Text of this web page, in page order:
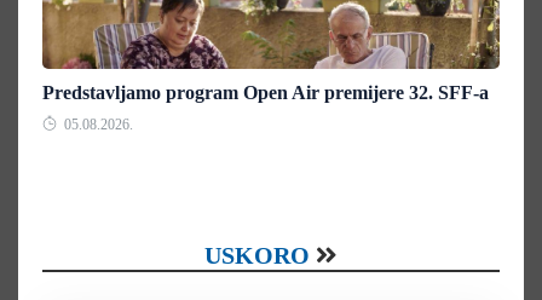
Predstavljamo program Open Air premijere 32. SFF-a
05.08.2026.
USKORO